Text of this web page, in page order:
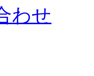
わせ